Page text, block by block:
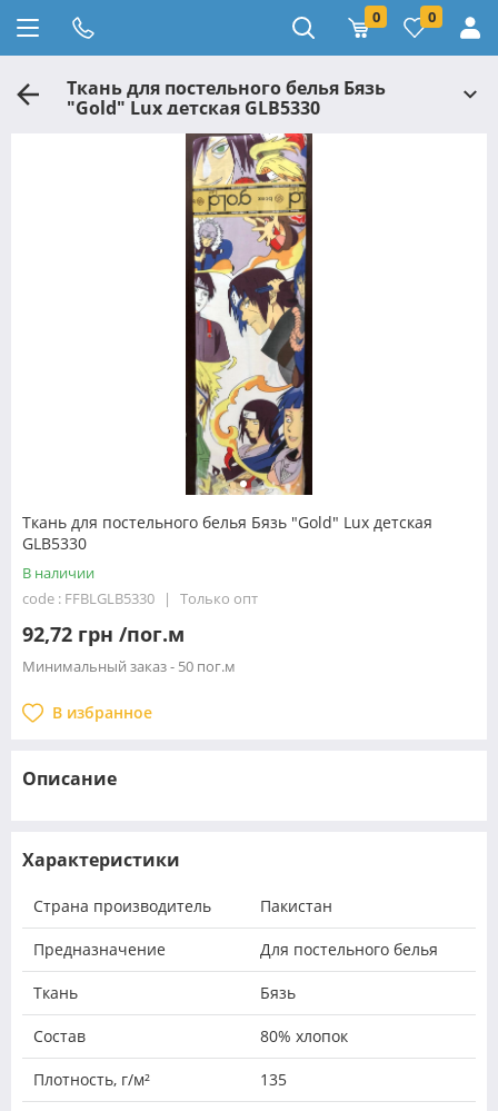
0 0
Ткань для постельного белья Бязь
"Gold" Lux детская GLB5330
Ткань для постельного белья Бязь "Gold" Lux детская
GLB5330
В наличии
code : FFBLGLB5330
Только опт
92,72 грн /пог.м
Минимальный заказ - 50 пог.м
В избранное
Описание
Характеристики
Страна производитель Пакистан
Предназначение Для постельного белья
Ткань Бязь
Состав 80% хлопок
Плотность, г/м² 135